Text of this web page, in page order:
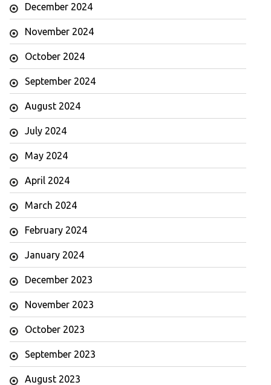
December 2024
November 2024
October 2024
September 2024
August 2024
July 2024
May 2024
April 2024
March 2024
February 2024
January 2024
December 2023
November 2023
October 2023
September 2023
August 2023